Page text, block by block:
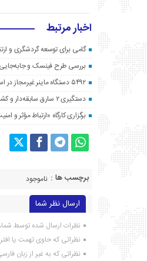
اخبار مرتبط
گامی برای توسعه گردشگری و
بررسی طرح فینسک و
۵۴۹۲ دستگاه ماینر غیرمجاز در استان سمنان جمع‌آوری شد
دستگیری ۲ سارق سابقه‌دار و کشف خودروی سرقتی در مهدیشهر
برگزاری کارگاه «ارتباط مؤثر و
برچسب ها : ناموجود
ارسال نظر شما
نظرات ارسال شده توسط
نظراتی که حاوی تهمت یا
نظراتی که به غیر از زبان